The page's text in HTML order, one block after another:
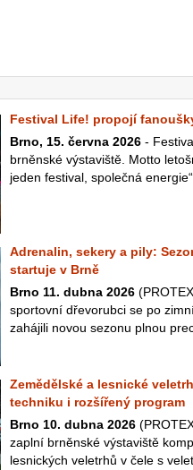
Festival Life! propojí
Brno, 15. června 2026 -
brněnské výstaviště. Motto
jeden festival, společná
Adrenalin, sekery a pily:
startuje v Brně
Brno 11. dubna 2026
sportovní dřevorubci se po
zahájili novou sezonu plnou
Zemědělské a lesnické
techniku i rozšířený program
Brno 10. dubna 2026
zaplní brněnské výstaviště
lesnických veletrhů v čele s